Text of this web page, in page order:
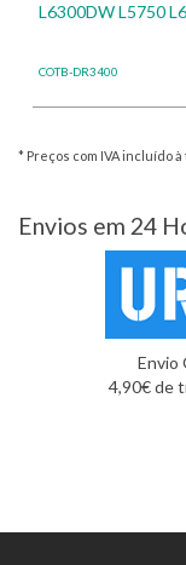
L6300DW L5750
COTB-DR3400
* Preços com IVA incluído à
Envios em 24
Envio
4,90€ de